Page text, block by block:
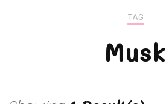
TAG
Musk